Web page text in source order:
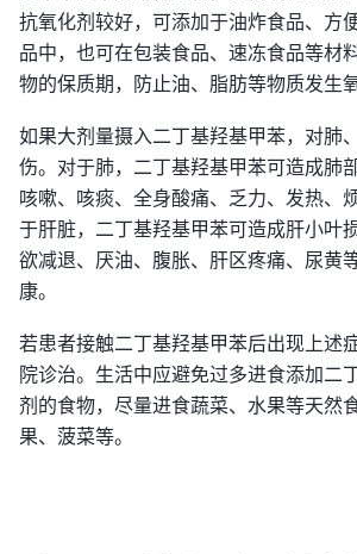
抗氧化剂较好，可添加于油炸食品、方
品中，也可在包装食品、速冻食品等材
物的保质期，防止油、脂肪等物质发生
如果大剂量摄入二丁基羟基甲苯，对肺
伤。对于肺，二丁基羟基甲苯可造成肺
咳嗽、咳痰、全身酸痛、乏力、发热、
于肝脏，二丁基羟基甲苯可造成肝小叶
欲减退、厌油、腹胀、肝区疼痛、尿黄
康。
若患者接触二丁基羟基甲苯后出现上述
院诊治。生活中应避免过多进食添加二
剂的食物，尽量进食蔬菜、水果等天然
果、菠菜等。